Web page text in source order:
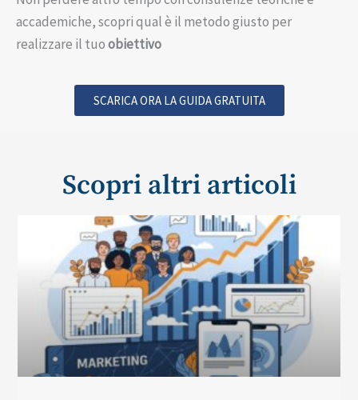
accademiche, scopri qual è il metodo giusto per
realizzare il tuoobiettivo
SCARICA ORA LA GUIDA GRATUITA
Scopri altri articoli